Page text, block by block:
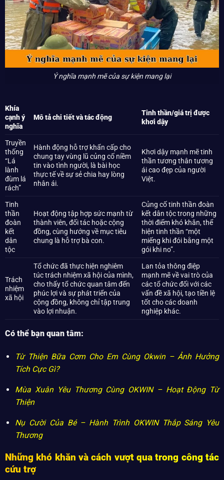
Ý nghĩa mạnh mẽ của sự kiện mang lại
Khía
cạnh ý
nghĩa
Mô tả chi tiết và tác động
Tinh thần/giá trị được
khơi dậy
Truyền
thống
“Lá
lành
đùm lá
rách”
Hành động hỗ trợ khẩn cấp cho
chung tay vùng lũ củng cố niềm
tin vào tình người, là bài học
thực tế về sự sẻ chia hay lòng
nhân ái.
Khơi dậy mạnh mẽ tinh
thần tương thân tương
ái cao đẹp của người
Việt.
Tinh
thần
đoàn
kết
dân
tộc
Hoạt động tập hợp sức mạnh từ
thành viên, đối tác hoặc cộng
đồng, cùng hướng về mục tiêu
chung là hỗ trợ bà con.
Củng cố tinh thần đoàn
kết dân tộc trong những
thời điểm khó khăn, thể
hiện tinh thần “một
miếng khi đói bằng một
gói khi no”.
Trách
nhiệm
xã hội
Tổ chức đã thực hiện nghiêm
túc trách nhiệm xã hội của mình,
cho thấy tổ chức quan tâm đến
phúc lợi và sự phát triển của
cộng đồng, không chỉ tập trung
vào lợi nhuận.
Lan tỏa thông điệp
mạnh mẽ về vai trò của
các tổ chức đối với các
vấn đề xã hội, tạo tiền lệ
tốt cho các doanh
nghiệp khác.
Có thể bạn quan tâm:
Từ Thiện Bữa Cơm Cho Em Cùng Okwin – Ảnh Hưởng
Tích Cực Gì?
Mùa Xuân Yêu Thương Cùng OKWIN – Hoạt Động Từ
Thiện
Nụ Cười Của Bé – Hành Trình OKWIN Thắp Sáng Yêu
Thương
Những khó khăn và cách vượt qua trong công tác
cứu trợ